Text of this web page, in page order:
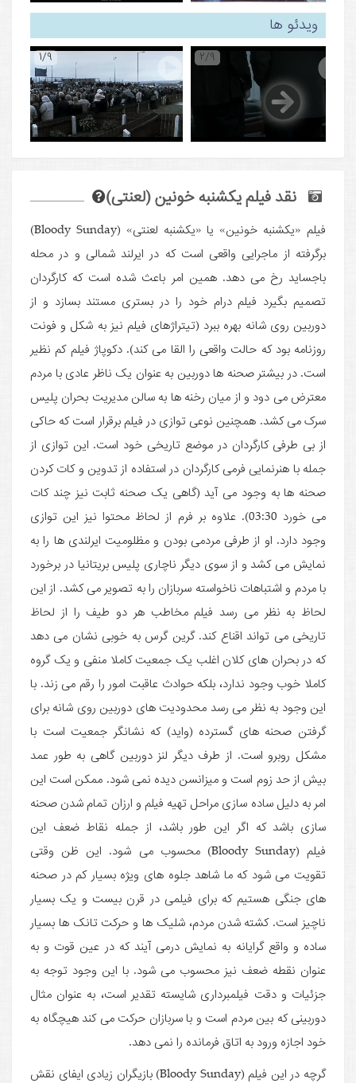
ویدئو ها
1/9 2/9
نقد فیلم یکشنبه خونین (لعنتی)
فیلم «یکشنبه خونین» یا «یکشنبه لعنتی» (Bloody Sunday)
برگرفته از ماجرایی واقعی است که در ایرلند شمالی و در محله
باجساید رخ می دهد. همین امر باعث شده است که کارگردان
تصمیم بگیرد فیلم درام خود را در بستری مستند بسازد و از
دوربین روی شانه بهره ببرد (تیتراژهای فیلم نیز به شکل و فونت
روزنامه بود که حالت واقعی را القا می کند). دکوپاژ فیلم کم نظیر
است. در بیشتر صحنه ها دوربین به عنوان یک ناظر عادی با مردم
معترض می دود و از میان رخنه ها به سالن مدیریت بحران پلیس
سرک می کشد. همچنین نوعی توازی در فیلم برقرار است که حاکی
از بی طرفی کارگردان در موضع تاریخی خود است. این توازی از
جمله با هنرنمایی فرمی کارگردان در استفاده از تدوین و کات کردن
صحنه ها به وجود می آید (گاهی یک صحنه ثابت نیز چند کات
می خورد 03:30). علاوه بر فرم از لحاظ محتوا نیز این توازی
وجود دارد. او از طرفی مردمی بودن و مظلومیت ایرلندی ها را به
نمایش می کشد و از سوی دیگر ناچاری پلیس بریتانیا در برخورد
با مردم و اشتباهات ناخواسته سربازان را به تصویر می کشد. از این
لحاظ به نظر می رسد فیلم مخاطب هر دو طیف را از لحاظ
تاریخی می تواند اقناع کند. گرین گرس به خوبی نشان می دهد
که در بحران های کلان اغلب یک جمعیت کاملا منفی و یک گروه
کاملا خوب وجود ندارد، بلکه حوادث عاقبت امور را رقم می زند. با
این وجود به نظر می رسد محدودیت های دوربین روی شانه برای
گرفتن صحنه های گسترده (واید) که نشانگر جمعیت است با
مشکل روبرو است. از طرف دیگر لنز دوربین گاهی به طور عمد
بیش از حد زوم است و میزانسن دیده نمی شود. ممکن است این
امر به دلیل ساده سازی مراحل تهیه فیلم و ارزان تمام شدن صحنه
سازی باشد که اگر این طور باشد، از جمله نقاط ضعف این
فیلم (Bloody Sunday) محسوب می شود. این ظن وقتی
تقویت می شود که ما شاهد جلوه های ویژه بسیار کم در صحنه
های جنگی هستیم که برای فیلمی در قرن بیست و یک بسیار
ناچیز است. کشته شدن مردم، شلیک­ ها و حرکت تانک ها بسیار
ساده و واقع گرایانه به نمایش درمی آیند که در عین قوت و به
عنوان نقطه ضعف نیز محسوب می شود. با این وجود توجه به
جزئیات و دقت فیلمبرداری شایسته تقدیر است، به عنوان مثال
دوربینی که بین مردم است و با سربازان حرکت می کند هیچگاه به
خود اجازه ورود به اتاق فرمانده را نمی دهد.
گرچه در این فیلم (Bloody Sunday) بازیگران زیادی ایفای نقش